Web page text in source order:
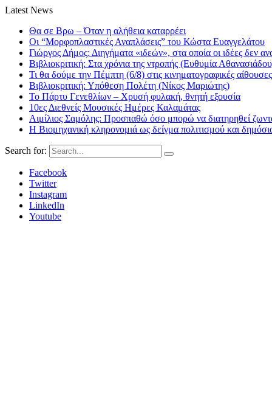
Latest News
Θα σε Βρω – Όταν η αλήθεια καταρρέει
Οι “Μορφοπλαστικές Αναπλάσεις” του Κώστα Ευαγγελάτου
Γιώργος Δήμος: Διηγήματα «ιδεών», στα οποία οι ιδέες δεν
Βιβλιοκριτική: Στα χρόνια της ντροπής (Ευθυμία
Τι θα δούμε την Πέμπτη (6/8) στις κινηματογραφικές αίθουσες
Βιβλιοκριτική: Υπόθεση Πολέτη (Νίκος Μαριώτης)
Το Πάρτυ Γενεθλίων – Χρυσή φυλακή, θνητή εξουσία
10ες Διεθνείς Μουσικές Ημέρες Καλαμάτας
Αιμίλιος Σαμόλης: Προσπαθώ όσο μπορώ να διατηρηθεί
Η Βιομηχανική κληρονομιά ως δείγμα πολιτισμού και
Search for:
Facebook
Twitter
Instagram
LinkedIn
Youtube